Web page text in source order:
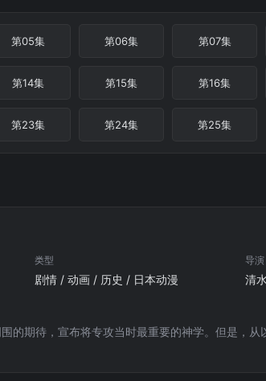
第05集 第06集 第07集
第14集 第15集 第16集
第23集 第24集 第25集
类型
剧情 / 动画 / 历史 / 日本动漫
导演
清
的期待，宣布将专攻当时最重要的神学。但是，